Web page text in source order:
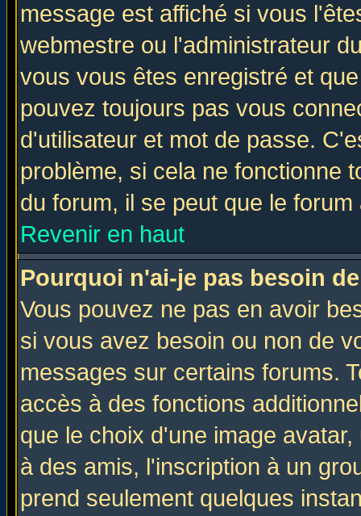
message est affiché si vous
webmestre ou l'administrateur
vous vous êtes enregistré et
pouvez toujours pas vous
d'utilisateur et mot de passe.
problème, si cela ne fonctionne
du forum, il se peut que le
Revenir en haut
Pourquoi n'ai-je pas besoin
Vous pouvez ne pas en avoir
si vous avez besoin ou non de
messages sur certains forums.
accès à des fonctions
que le choix d'une image
à des amis, l'inscription à un
prend seulement quelques